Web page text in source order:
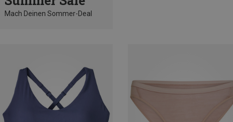
Mach Deinen Sommer-Deal